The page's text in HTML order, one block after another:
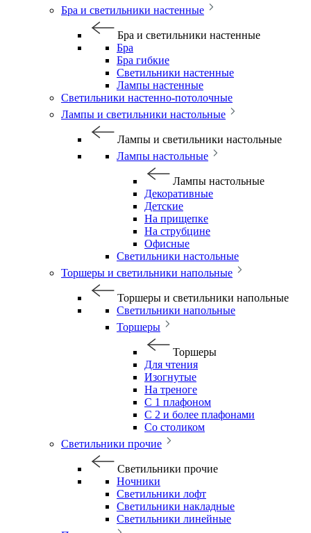
Бра и светильники настенные
Бра и светильники настенные
Бра
Бра гибкие
Светильники настенные
Лампы настенные
Светильники настенно-потолочные
Лампы и светильники настольные
Лампы и светильники настольные
Лампы настольные
Лампы настольные
Декоративные
Детские
На прищепке
На струбцине
Офисные
Светильники настольные
Торшеры и светильники напольные
Торшеры и светильники напольные
Светильники напольные
Торшеры
Торшеры
Для чтения
Изогнутые
На треноге
С 1 плафоном
С 2 и более плафонами
Со столиком
Светильники прочие
Светильники прочие
Ночники
Светильники лофт
Светильники накладные
Светильники линейные